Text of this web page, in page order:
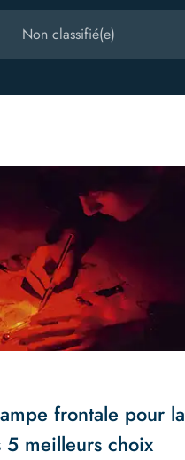
Non classifié(e)
frontale pour la
meilleurs choix